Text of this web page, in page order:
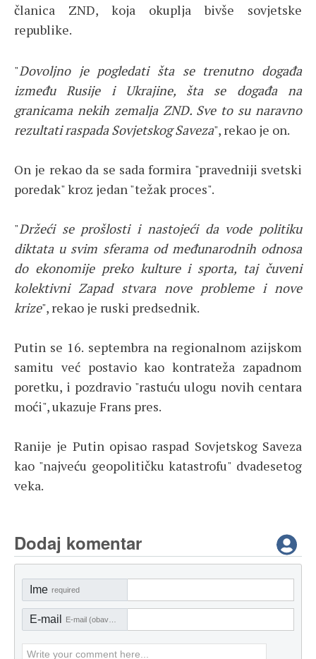
članica ZND, koja okuplja bivše sovjetske
republike.
"Dovoljno je pogledati šta se trenutno događa
između Rusije i Ukrajine, šta se događa na
granicama nekih zemalja ZND. Sve to su naravno
rezultati raspada Sovjetskog Saveza", rekao je on.
On je rekao da se sada formira "pravedniji svetski
poredak" kroz jedan "težak proces".
"Držeći se prošlosti i nastojeći da vode politiku
diktata u svim sferama od međunarodnih odnosa
do ekonomije preko kulture i sporta, taj čuveni
kolektivni Zapad stvara nove probleme i nove
krize", rekao je ruski predsednik.
Putin se 16. septembra na regionalnom azijskom
samitu već postavio kao kontrateža zapadnom
poretku, i pozdravio "rastuću ulogu novih centara
moći", ukazuje Frans pres.
Ranije je Putin opisao raspad Sovjetskog Saveza
kao "najveću geopolitičku katastrofu" dvadesetog
veka.
Dodaj komentar
Ime required
E-mail